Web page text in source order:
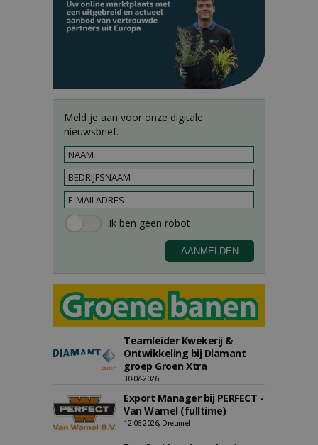
Meld je aan voor onze digitale
nieuwsbrief.
Teamleider Kwekerij &
Ontwikkeling bij Diamant
groep Groen Xtra
30-07-2026
Export Manager bij PERFECT -
Van Wamel (fulltime)
12-06-2026, Dreumel